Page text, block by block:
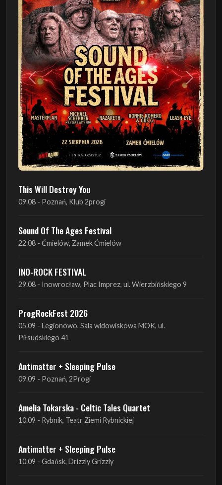
Poprzedni Następny
This Will Destroy You
09.08 - Poznań, Klub 2progi
Sound Of The Ages Festival
22.08 - Ćmielów, Zamek Ćmielów
INO-ROCK FESTIVAL
29.08 - Inowrocław, Plac Imprez, ul. Wierzbińskiego 9
ProgRockFest 2026
05.09 - Legionowo, Sala widowiskowa MOK, ul.
Piłsudskiego 41
Antimatter + Sleeping Pulse
09.09 - Poznań, 2Progi
Amelia Tokarska - Celtic Tales Quartet
10.09 - Rybnik, Teatr Ziemi Rybnickiej
Antimatter + Sleeping Pulse
10.09 - Gdańsk, Drizzly Grizzly